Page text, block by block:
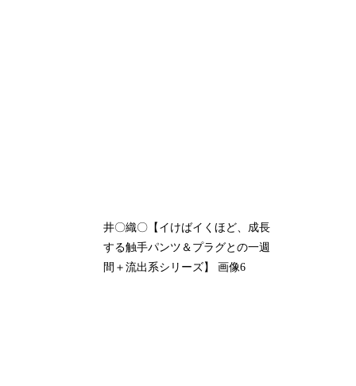
井〇織〇【イけばイくほど、成長
する触手パンツ＆プラグとの一週
間＋流出系シリーズ】 画像6